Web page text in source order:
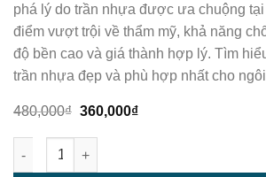
phá lý do trần nhựa được ưa chuộng
điểm vượt trội về thẩm mỹ, khả năng
độ bền cao và giá thành hợp lý. Tìm
trần nhựa đẹp và phù hợp nhất cho
480,000₫ Giá
là:
480,000₫.
360,000₫Giá
Trần nhựa - trần nhựa giật cấp - M21 số